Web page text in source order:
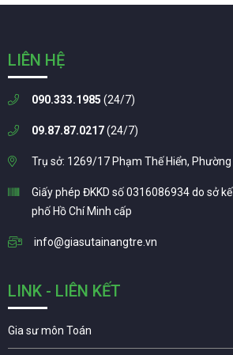
LIÊN HỆ
090.333.1985 (24/7)
09.87.87.0217(24/7)
Trụ sở: 1269/17 Phạm Thế Hiển, Phường
Giấy phép ĐKKD số 0316086934 do sở
phố Hồ Chí Minh cấp
info@giasutainangtre.vn
LINK - LIÊN KẾT
Gia sư môn Toán